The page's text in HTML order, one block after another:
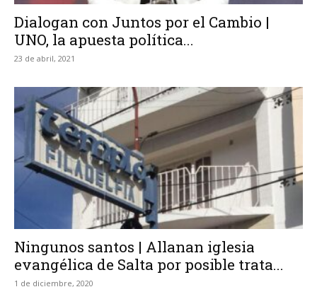
Dialogan con Juntos por el Cambio |
UNO, la apuesta política...
23 de abril, 2021
Ningunos santos | Allanan iglesia
evangélica de Salta por posible trata...
1 de diciembre, 2020